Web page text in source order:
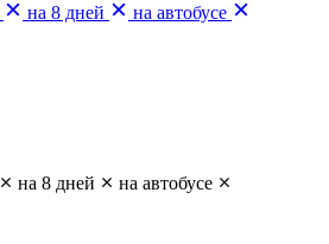
на 8 дней
на автобусе
на 8 дней
на автобусе